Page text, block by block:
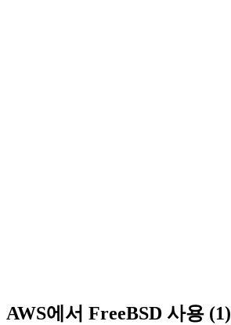
AWS에서 FreeBSD 사용 (1)